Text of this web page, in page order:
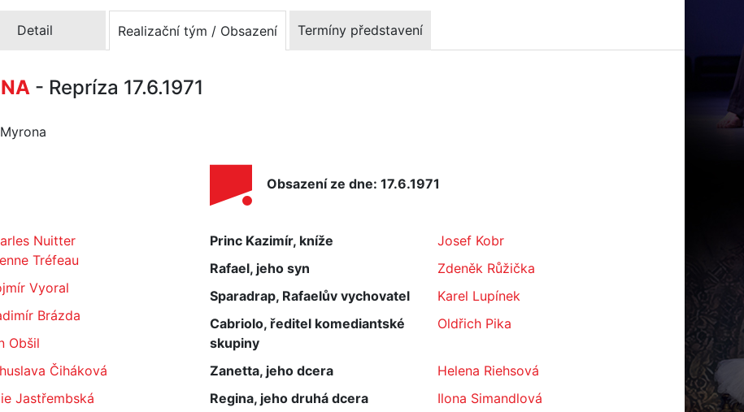
Detail Realizační tým / Obsazení Termíny představení
- Repríza 17.6.1971
Nuitter
Tréfeau
Vyoral
Brázda
Obšil
Čiháková
Jastřembská
Obsazení ze dne: 17.6.1971
Princ Kazimír, kníže
Josef Kobr
Rafael, jeho syn
Zdeněk Růžička
Sparadrap, Rafaelův vychovatel
Karel Lupínek
Cabriolo, ředitel komediantské
skupiny
Oldřich Pika
Zanetta, jeho dcera
Helena Riehsová
Regina, jeho druhá dcera
Ilona Simandlová